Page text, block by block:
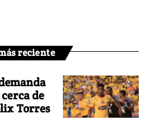
reciente
de
Torres